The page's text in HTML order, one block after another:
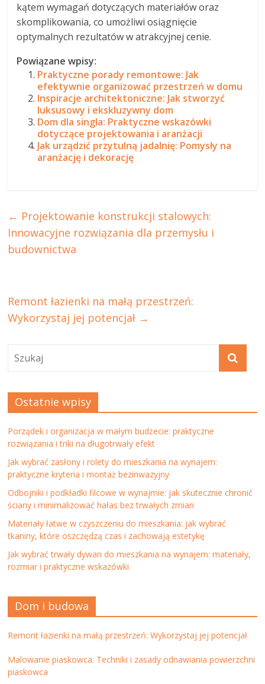
kątem wymagań dotyczących materiałów oraz
skomplikowania, co umożliwi osiągnięcie
optymalnych rezultatów w atrakcyjnej cenie.
Powiązane wpisy:
Praktyczne porady remontowe: Jak
efektywnie organizować przestrzeń w domu
Inspiracje architektoniczne: Jak stworzyć
luksusowy i ekskluzywny dom
Dom dla singla: Praktyczne wskazówki
dotyczące projektowania i aranżacji
Jak urządzić przytulną jadalnię: Pomysły na
aranżację i dekorację
← Projektowanie konstrukcji stalowych:
Innowacyjne rozwiązania dla przemysłu i
budownictwa
Remont łazienki na małą przestrzeń:
Wykorzystaj jej potencjał →
Ostatnie wpisy
Porządek i organizacja w małym budżecie: praktyczne
rozwiązania i triki na długotrwały efekt
Jak wybrać zasłony i rolety do mieszkania na wynajem:
praktyczne kryteria i montaż bezinwazyjny
Odbojniki i podkładki filcowe w wynajmie: jak skutecznie chronić
ściany i minimalizować hałas bez trwałych zmian
Materiały łatwe w czyszczeniu do mieszkania: jak wybrać
tkaniny, które oszczędzą czas i zachowają estetykę
Jak wybrać trwały dywan do mieszkania na wynajem: materiały,
rozmiar i praktyczne wskazówki
Dom i budowa
Remont łazienki na małą przestrzeń: Wykorzystaj jej potencjał
Malowanie piaskowca: Techniki i zasady odnawiania powierzchni
piaskowca